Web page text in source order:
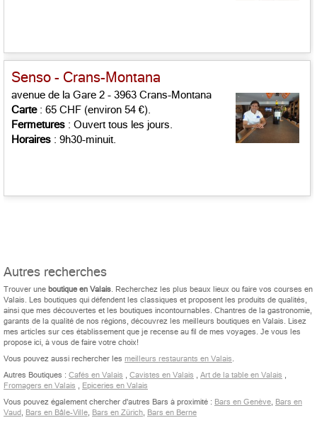
Senso - Crans-Montana
avenue de la Gare 2 - 3963 Crans-Montana
Carte: 65 CHF (environ 54 €).
Fermetures : Ouvert tous les jours.
Horaires : 9h30-minuit.
Autres recherches
Trouver une boutique en Valais. Recherchez les plus beaux lieux ou faire vos courses en
Valais. Les boutiques qui défendent les classiques et proposent les produits de qualités,
ainsi que mes découvertes et les boutiques incontournables. Chantres de la gastronomie,
garants de la qualité de nos régions, découvrez les meilleurs boutiques en Valais. Lisez
mes articles sur ces établissement que je recense au fil de mes voyages. Je vous les
propose ici, à vous de faire votre choix!
Vous pouvez aussi rechercher les meilleurs restaurants en Valais.
Autres Boutiques : Cafés en Valais , Cavistes en Valais , Art de la table en Valais ,
Fromagers en Valais , Epiceries en Valais
Vous pouvez également chercher d'autres Bars à proximité : Bars en Genève, Bars en
Vaud, Bars en Bâle-Ville, Bars en Zürich, Bars en Berne